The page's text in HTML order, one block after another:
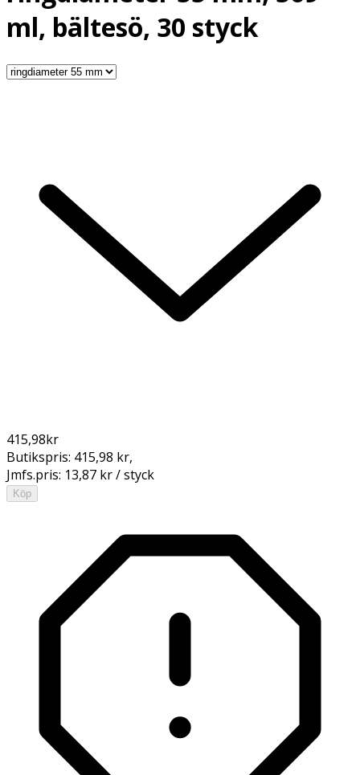
ml, bältesö, 30 styck
415,98kr
Butikspris: 415,98 kr,
Jmfs.pris: 13,87 kr / styck
Köp